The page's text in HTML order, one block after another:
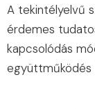
A tekintélyelvű
érdemes
kapcsolódás
együttműködés